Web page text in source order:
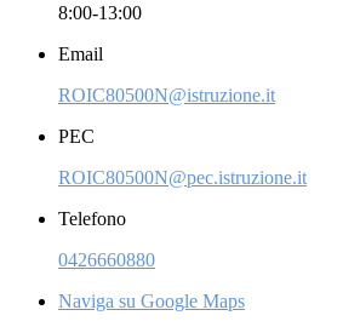
8:00-13:00
Email
ROIC80500N@istruzione.it
PEC
ROIC80500N@pec.istruzione.it
Telefono
0426660880
Naviga su Google Maps